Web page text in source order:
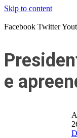
Skip to content
Facebook Twitter
e